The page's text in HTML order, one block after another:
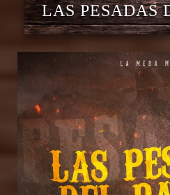
LAS PESADAS